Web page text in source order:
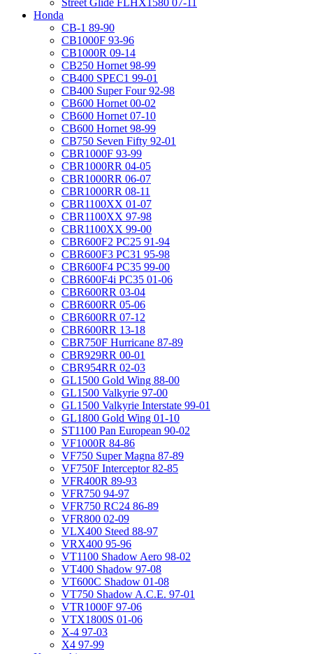
Street Glide FLHX1580 07-11
Honda
CB-1 89-90
CB1000F 93-96
CB1000R 09-14
CB250 Hornet 98-99
CB400 SPEC1 99-01
CB400 Super Four 92-98
CB600 Hornet 00-02
CB600 Hornet 07-10
CB600 Hornet 98-99
CB750 Seven Fifty 92-01
CBR1000F 93-99
CBR1000RR 04-05
CBR1000RR 06-07
CBR1000RR 08-11
CBR1100XX 01-07
CBR1100XX 97-98
CBR1100XX 99-00
CBR600F2 PC25 91-94
CBR600F3 PC31 95-98
CBR600F4 PC35 99-00
CBR600F4i PC35 01-06
CBR600RR 03-04
CBR600RR 05-06
CBR600RR 07-12
CBR600RR 13-18
CBR750F Hurricane 87-89
CBR929RR 00-01
CBR954RR 02-03
GL1500 Gold Wing 88-00
GL1500 Valkyrie 97-00
GL1500 Valkyrie Interstate 99-01
GL1800 Gold Wing 01-10
ST1100 Pan European 90-02
VF1000R 84-86
VF750 Super Magna 87-89
VF750F Interceptor 82-85
VFR400R 89-93
VFR750 94-97
VFR750 RC24 86-89
VFR800 02-09
VLX400 Steed 88-97
VRX400 95-96
VT1100 Shadow Aero 98-02
VT400 Shadow 97-08
VT600C Shadow 01-08
VT750 Shadow A.C.E. 97-01
VTR1000F 97-06
VTX1800S 01-06
X-4 97-03
X4 97-99